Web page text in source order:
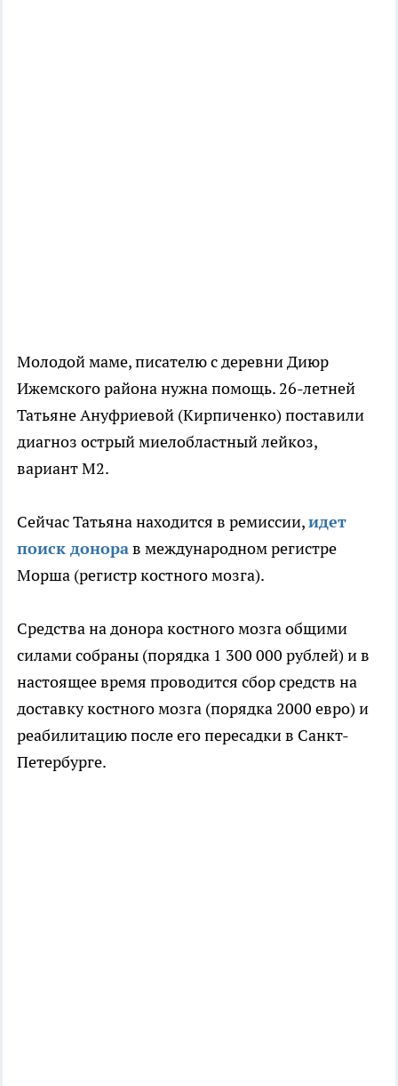
Молодой маме, писателю с деревни Диюр
Ижемского района нужна помощь. 26-летней
Татьяне Ануфриевой (Кирпиченко) поставили
диагноз острый миелобластный лейкоз,
вариант М2.
Сейчас Татьяна находится в ремиссии,идет
поиск донорав международном регистре
Морша (регистр костного мозга).
Средства на донора костного мозга общими
силами собраны (порядка 1 300 000 рублей) и в
настоящее время проводится сбор средств на
доставку костного мозга (порядка 2000 евро) и
реабилитацию после его пересадки в Санкт-
Петербурге.